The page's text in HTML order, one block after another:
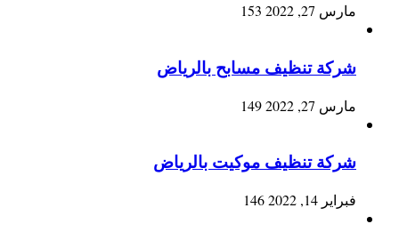
مارس 27, 2022 153
شركة تنظيف مسابح بالرياض
مارس 27, 2022 149
شركة تنظيف موكيت بالرياض
فبراير 14, 2022 146